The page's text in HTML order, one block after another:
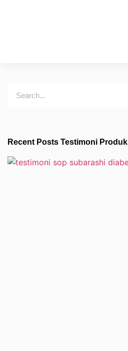
Recent Posts Testimoni Produk